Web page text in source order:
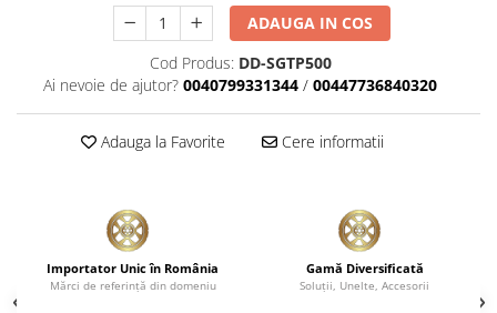
ADAUGA IN COS
Cod Produs: DD-SGTP500
Ai nevoie de ajutor? 0040799331344 / 00447736840320
Adauga la Favorite Cere informatii
Importator Unic în România
Mărci de referinţă din domeniu
Gamă Diversificată
Soluţii, Unelte, Accesorii